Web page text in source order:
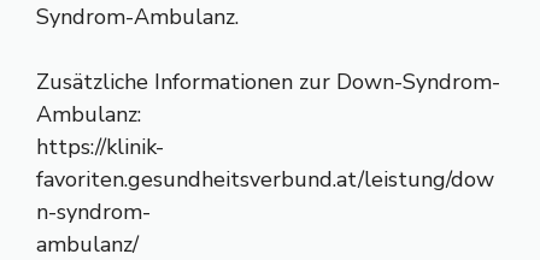
Syndrom-Ambulanz.
Zusätzliche Informationen zur Down-Syndrom-
Ambulanz:
https://klinik-
favoriten.gesundheitsverbund.at/leistung/dow
n-syndrom-
ambulanz/